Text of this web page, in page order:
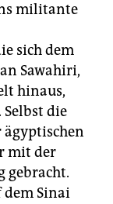
militante
sich dem
Sawahiri,
hinaus,
Selbst die
ägyptischen
mit der
gebracht.
Sinai